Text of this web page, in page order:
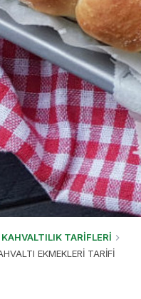
KAHVALTILIK TARİFLERİ
EKMEKLERİ TARİFİ